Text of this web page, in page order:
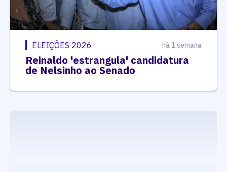
ELEIÇÕES 2026 há 1 semana
Reinaldo 'estrangula' candidatura
de Nelsinho ao Senado